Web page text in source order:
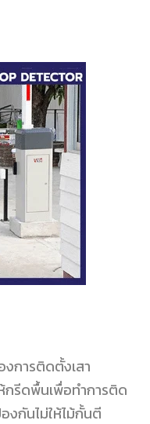
การติดตั้งเสา
กรีดพื้นเพื่อทำการติด
งกันไม่ให้ไม้กั้นตี